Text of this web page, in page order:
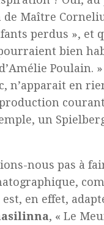
Maître
perdus », et
bien
Poulain.
n’apparait en
un
nous pas à
en effet,
, « Le